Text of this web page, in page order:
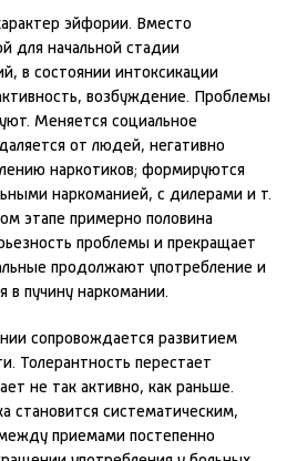
эйфории. Вместо
для начальной стадии
в состоянии интоксикации
возбуждение. Проблемы
Меняется социальное
от людей, негативно
наркотиков; формируются
наркоманией, с дилерами и т.
этапе примерно половина
проблемы и прекращает
продолжают употребление и
в пучину наркомании.
сопровождается развитием
Толерантность перестает
не так активно, как раньше.
становится систематическим,
приемами постепенно